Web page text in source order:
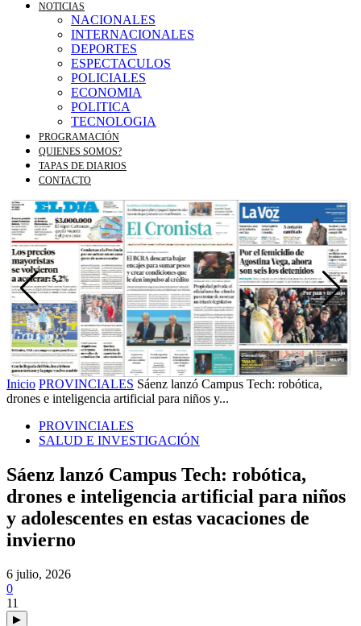
NOTICIAS
NACIONALES
INTERNACIONALES
DEPORTES
ESPECTACULOS
POLICIALES
ECONOMIA
POLITICA
TECNOLOGIA
PROGRAMACIÓN
QUIENES SOMOS?
TAPAS DE DIARIOS
CONTACTO
Inicio PROVINCIALES Sáenz lanzó Campus Tech: robótica,
drones e inteligencia artificial para niños y...
PROVINCIALES
SALUD E INVESTIGACIÓN
Sáenz lanzó Campus Tech: robótica,
drones e inteligencia artificial para niños
y adolescentes en estas vacaciones de
invierno
6 julio, 2026
0
11
▶